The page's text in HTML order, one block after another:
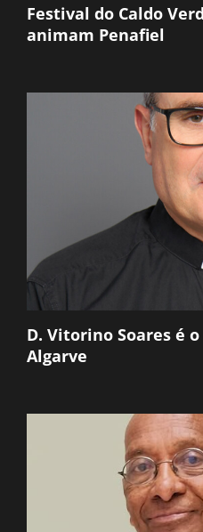
Festival do Caldo
animam Penafiel
D. Vitorino Soares é
Algarve